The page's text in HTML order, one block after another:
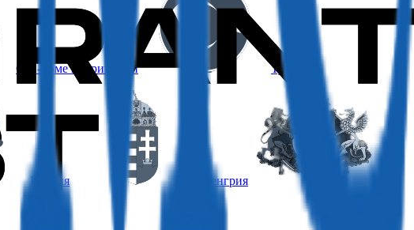
Сан-Томе и Принсипи
Турция
Италия Венгрия